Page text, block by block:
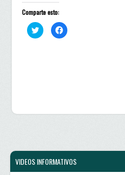
Comparte esto:
H
a
p
e
n
T
w
H
a
p
e
n
F
a
VIDEOS INFORMATIVOS